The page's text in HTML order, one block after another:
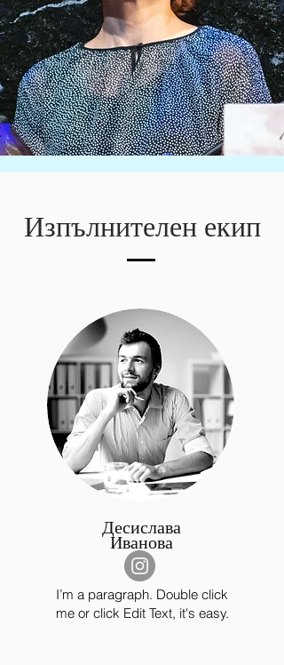
Изпълнителен екип
Десислава
Иванова
I’m a paragraph. Double click
me or click Edit Text, it's easy.